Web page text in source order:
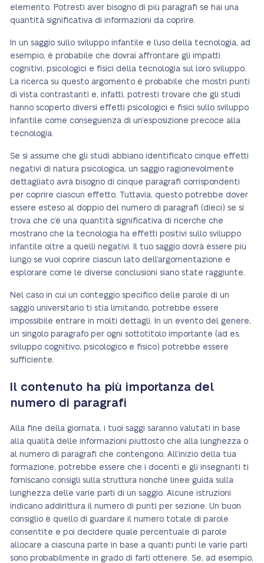
elemento. Potresti aver bisogno di più paragrafi se hai una
quantità significativa di informazioni da coprire.
In un saggio sullo sviluppo infantile e l’uso della tecnologia, ad
esempio, è probabile che dovrai affrontare gli impatti
cognitivi, psicologici e fisici della tecnologia sul loro sviluppo.
La ricerca su questo argomento è probabile che mostri punti
di vista contrastanti e, infatti, potresti trovare che gli studi
hanno scoperto diversi effetti psicologici e fisici sullo sviluppo
infantile come conseguenza di un’esposizione precoce alla
tecnologia.
Se si assume che gli studi abbiano identificato cinque effetti
negativi di natura psicologica, un saggio ragionevolmente
dettagliato avrà bisogno di cinque paragrafi corrispondenti
per coprire ciascun effetto. Tuttavia, questo potrebbe dover
essere esteso al doppio del numero di paragrafi (dieci) se si
trova che c’è una quantità significativa di ricerche che
mostrano che la tecnologia ha effetti positivi sullo sviluppo
infantile oltre a quelli negativi. Il tuo saggio dovrà essere più
lungo se vuoi coprire ciascun lato dell’argomentazione e
esplorare come le diverse conclusioni siano state raggiunte.
Nel caso in cui un conteggio specifico delle parole di un
saggio universitario ti stia limitando, potrebbe essere
impossibile entrare in molti dettagli. In un evento del genere,
un singolo paragrafo per ogni sottotitolo importante (ad es.
sviluppo cognitivo, psicologico e fisico) potrebbe essere
sufficiente.
Il contenuto ha più importanza del
numero di paragrafi
Alla fine della giornata, i tuoi saggi saranno valutati in base
alla qualità delle informazioni piuttosto che alla lunghezza o
al numero di paragrafi che contengono. All’inizio della tua
formazione, potrebbe essere che i docenti e gli insegnanti ti
forniscano consigli sulla struttura nonché linee guida sulla
lunghezza delle varie parti di un saggio. Alcune istruzioni
indicano addirittura il numero di punti per sezione. Un buon
consiglio è quello di guardare il numero totale di parole
consentite e poi decidere quale percentuale di parole
allocare a ciascuna parte in base a quanti punti le varie parti
sono probabilmente in grado di farti ottenere. Se, ad esempio,